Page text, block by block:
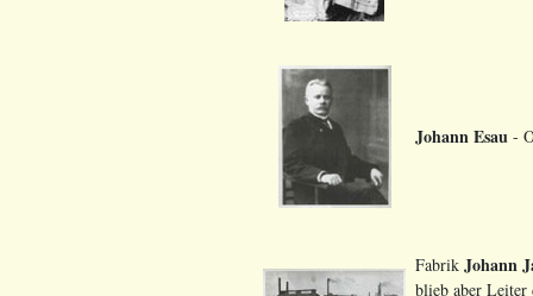
Johann Esau -
Fabrik Johann
blieb aber Leiter